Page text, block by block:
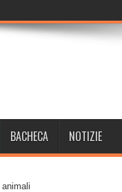
BACHECA NOTIZIE